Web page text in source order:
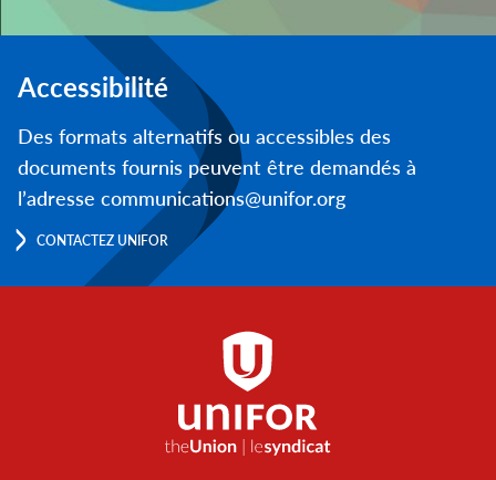
Accessibilité
Des formats alternatifs ou accessibles des
documents fournis peuvent être demandés à
l’adresse communications@unifor.org
CONTACTEZ UNIFOR